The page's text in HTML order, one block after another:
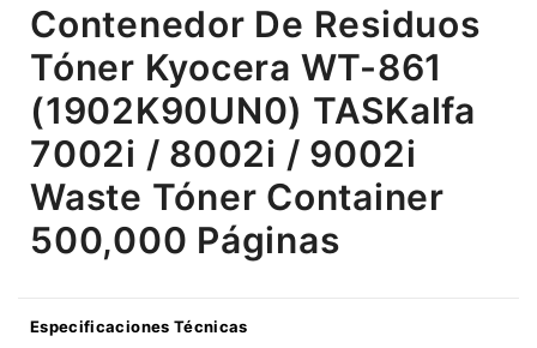
Contenedor De Residuos
Tóner Kyocera WT-861
(1902K90UN0) TASKalfa
7002i / 8002i / 9002i
Waste Tóner Container
500,000 Páginas
Especificaciones Técnicas